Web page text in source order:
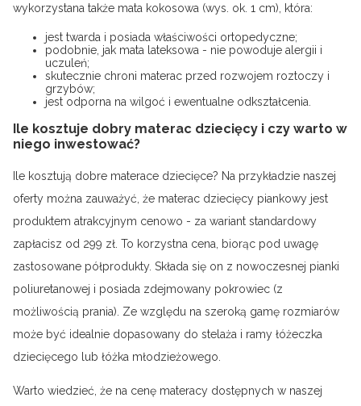
wykorzystana także mata kokosowa (wys. ok. 1 cm), która:
jest twarda i posiada właściwości ortopedyczne;
podobnie, jak mata lateksowa - nie powoduje alergii i
uczuleń;
skutecznie chroni materac przed rozwojem roztoczy i
grzybów;
jest odporna na wilgoć i ewentualne odkształcenia.
Ile kosztuje dobry materac dziecięcy i czy warto w
niego inwestować?
Ile kosztują dobre materace dziecięce? Na przykładzie naszej
oferty można zauważyć, że materac dziecięcy piankowy jest
produktem atrakcyjnym cenowo - za wariant standardowy
zapłacisz od 299 zł. To korzystna cena, biorąc pod uwagę
zastosowane półprodukty. Składa się on z nowoczesnej pianki
poliuretanowej i posiada zdejmowany pokrowiec (z
możliwością prania). Ze względu na szeroką gamę rozmiarów
może być idealnie dopasowany do stelaża i ramy łóżeczka
dziecięcego lub łóżka młodzieżowego.
Warto wiedzieć, że na cenę materacy dostępnych w naszej